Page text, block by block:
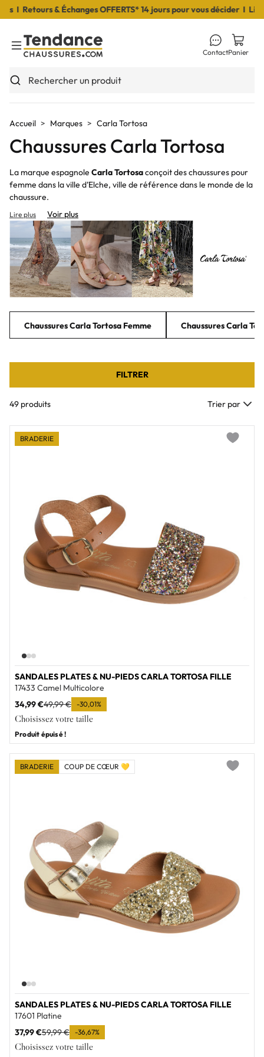
& Échanges OFFERTS* 14 jours pour vous décider I Livraison
Toggle Menu
Rechercher un produit
ContactPanier
Accueil Marques Carla Tortosa
Chaussures Carla Tortosa
La marque espagnole Carla Tortosaconçoit des chaussures pour
femme dans la ville d’Elche, ville de référence dans le monde de la
chaussure.
Sur notre e-shop, vous pourrez découvrir desballerines
et sandales de la marqueCarla Tortosa.Compensées
piedsouà talonde la marque qui accessoiriseront à merveille vos
looks. Aussi, retrouvez des claquettes pourfille.
Lire plus Voir plus
Chaussures Carla Tortosa Femme Chaussures Carla
FILTRER
49 produits Trier par
SANDALES PLATES & NU-PIEDS CARLA TORTOSA FILLE
17433 Camel Multicolore
34,99 €49,99 € -30,01%
Choisissez votre taille
Produit épuisé !
BRADERIE
SANDALES PLATES & NU-PIEDS CARLA TORTOSA FILLE
17601 Platine
37,99 €59,99 € -36,67%
Choisissez votre taille
BRADERIE COUP DE CŒUR 💛